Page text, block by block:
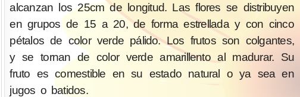
alcanzan los 25cm de longitud. Las flores se distribuyen
en grupos de 15 a 20, de forma estrellada y con cinco
pétalos de color verde pálido. Los frutos son colgantes,
y se tornan de color verde amarillento al madurar. Su
fruto es comestible en su estado natural o ya sea en
jugos o batidos.